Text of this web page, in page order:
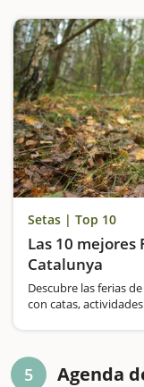
Setas | Top 10
Las 10 mejores
Catalunya
Descubre las ferias
con catas,
5 Agenda